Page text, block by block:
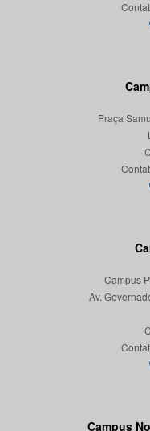
Praça
Campus
Av.
Campus